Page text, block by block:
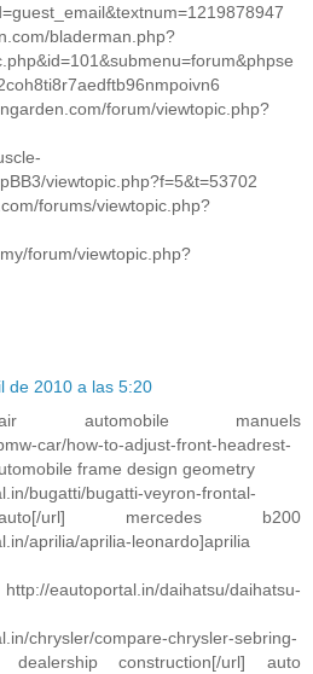
bladerman.php?
forum/viewtopic.php?
viewtopic.php?f=5&t=53702
forums/viewtopic.php?
forum/viewtopic.php?
de 2010 a las 5:20
automobile manuels
car/how-to-adjust-front-headrest-
frame design geometry
bugatti/bugatti-veyron-frontal-
url] mercedes b200
aprilia/aprilia-leonardo]aprilia
eautoportal.in/daihatsu/daihatsu-
chrysler/compare-chrysler-sebring-
dealership construction[/url] auto